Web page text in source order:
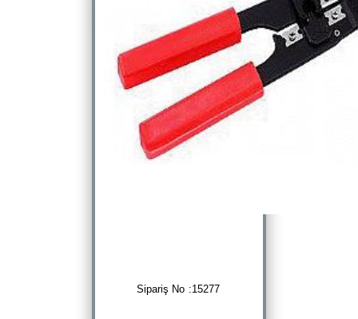
Sipariş No :15277